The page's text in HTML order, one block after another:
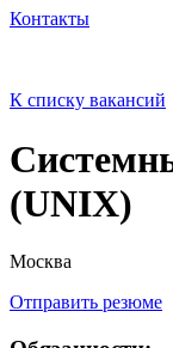
Контакты
К списку вакансий
(UNIX)
Москва
Отправить резюме